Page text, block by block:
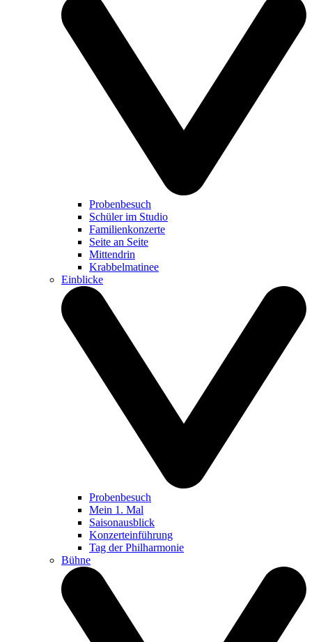
Probenbesuch
Schüler im Studio
Familienkonzerte
Seite an Seite
Mittendrin
Krabbelmatinee
Einblicke
Probenbesuch
Mein 1. Mal
Saisonausblick
Konzerteinführung
Tag der Philharmonie
Bühne